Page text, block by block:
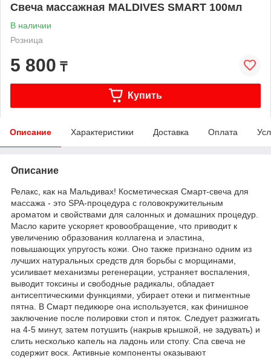
Свеча массажная MALDIVES SMART 100мл
В наличии
Розница
5 800 ₸
Купить
Описание Характеристики Доставка Оплата
Описание
Релакс, как на Мальдивах! Косметическая Смарт-свеча для
массажа - это SPA-процедура с головокружительным
ароматом и свойствами для салонных и домашних процедур.
Масло карите ускоряет кровообращение, что приводит к
увеличению образования коллагена и эластина,
повышающих упругость кожи. Оно также признано одним из
лучших натуральных средств для борьбы с морщинами,
усиливает механизмы регенерации, устраняет воспаления,
выводит токсины и свободные радикалы, обладает
антисептическими функциями, убирает отеки и пигментные
пятна. В Смарт педикюре она используется, как финишное
заключение после полировки стоп и пяток. Следует разжигать
на 4-5 минут, затем потушить (накрыв крышкой, не задувать) и
слить несколько капель на ладонь или стопу. Спа свеча не
содержит воск. Активные компоненты оказывают